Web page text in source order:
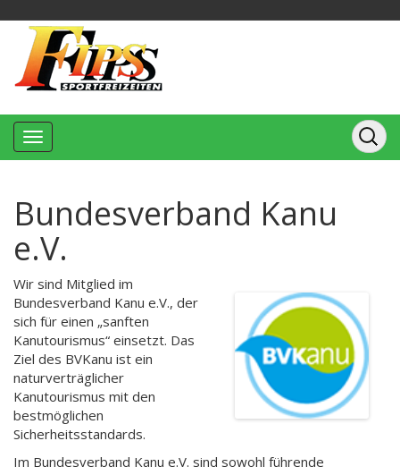
Bundesverband Kanu
e.V.
Wir sind Mitglied im
Bundesverband Kanu e.V., der
sich für einen „sanften
Kanutourismus“ einsetzt. Das
Ziel des BVKanu ist ein
naturverträglicher
Kanutourismus mit den
bestmöglichen
Sicherheitsstandards.
Im Bundesverband Kanu e.V. sind sowohl führende